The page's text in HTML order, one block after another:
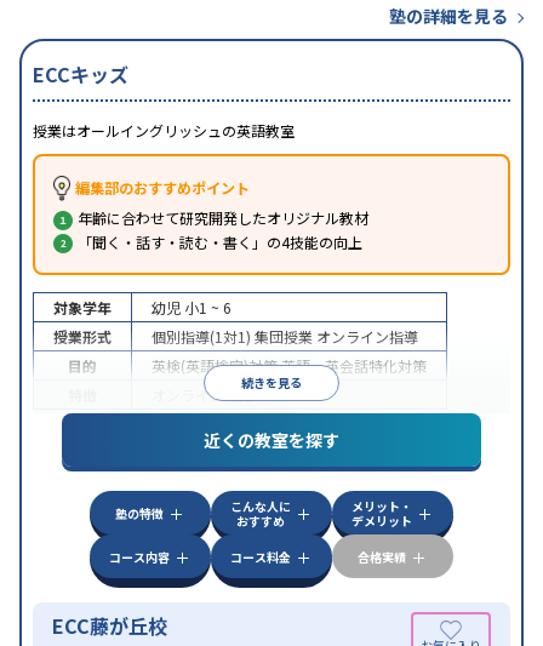
塾の詳細を見る
ECCキッズ
授業はオールイングリッシュの英語教室
編集部のおすすめポイント
年齢に合わせて研究開発したオリジナル教材
「聞く・話す・読む・書く」の4技能の向上
続きを見る
対象学年 幼児 小1 ~ 6
授業形式
個別指導(1対1) 集団授業 オンライン指導
目的
英検(英語検定)対策英語・英会話特化対策
オンライン対応
近くの教室を探す
塾の特徴
こんな人に
おすすめ
メリット・
デメリット
コース内容
コース料金 合格実績
ECC藤が丘校